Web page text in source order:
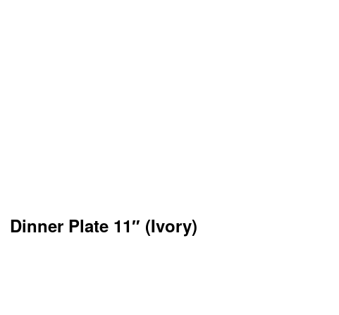
Dinner Plate 11″ (Ivory)